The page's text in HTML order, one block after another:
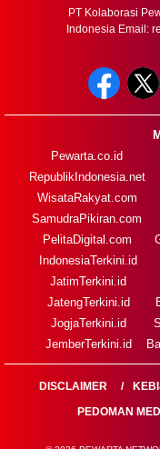
PT Kolaborasi
Indonesia Email:
Pewarta.co.id
RepublikIndonesia.net
WisataRakyat.com
SamudraPikiran.com
PelitaDigital.com
IndonesiaTerkini.id
JatimTerkini.id
JatengTerkini.id
JogjaTerkini.id
JemberTerkini.id
DISCLAIMER
PEDOMAN